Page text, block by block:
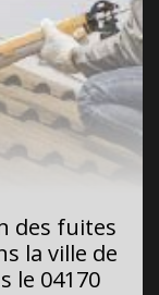
des fuites
la ville de
le 04170